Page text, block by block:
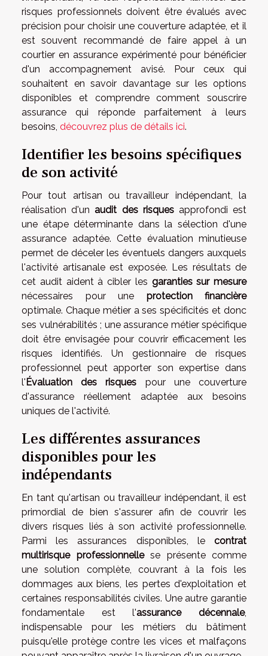
risques professionnels doivent être évalués avec
précision pour choisir une couverture adaptée, et il
est souvent recommandé de faire appel à un
courtier en assurance expérimenté pour bénéficier
d'un accompagnement avisé. Pour ceux qui
souhaitent en savoir davantage sur les options
disponibles et comprendre comment souscrire
assurance qui réponde parfaitement à leurs
besoins, découvrez plus de détails ici.
Identifier les besoins spécifiques
de son activité
Pour tout artisan ou travailleur indépendant, la
réalisation d'unaudit des risquesapprofondi est
une étape déterminante dans la sélection d'une
assurance adaptée. Cette évaluation minutieuse
permet de déceler les éventuels dangers auxquels
l'activité artisanale est exposée. Les résultats de
cet audit aident à cibler les garanties sur mesure
nécessaires pour une protection financière
optimale. Chaque métier a ses spécificités et donc
ses vulnérabilités ; une assurance métier spécifique
doit être envisagée pour couvrir efficacement les
risques identifiés. Un gestionnaire de risques
professionnel peut apporter son expertise dans
l' Évaluation des risques pour une couverture
d'assurance réellement adaptée aux besoins
uniques de l'activité.
Les différentes assurances
disponibles pour les
indépendants
En tant qu'artisan ou travailleur indépendant, il est
primordial de bien s'assurer afin de couvrir les
divers risques liés à son activité professionnelle.
Parmi les assurances disponibles, le contrat
multirisque professionnellese présente comme
une solution complète, couvrant à la fois les
dommages aux biens, les pertes d'exploitation et
certaines responsabilités civiles. Une autre garantie
fondamentale est l'assurance décennale,
indispensable pour les métiers du bâtiment
puisqu'elle protège contre les vices et malfaçons